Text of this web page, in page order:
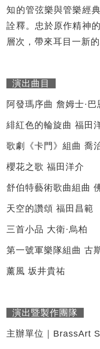
知的管弦樂與管樂經
詮釋。忠於原作精神
層次，帶來耳目一新的
演出曲目
阿發瑪序曲 詹姆士·巴
緋紅色的輪旋曲 福田
歌劇《卡門》組曲 喬
櫻花之歌 福田洋介
舒伯特藝術歌曲組曲
天空的讚頌 福田昌範
三首小品 大衛·烏柏
第一號軍樂隊組曲 古
薰風 坂井貴祐
演出暨製作團隊
主辦單位｜BrassArt